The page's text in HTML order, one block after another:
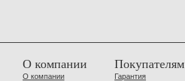
О компании
О компании
Покупателям
Гарантия